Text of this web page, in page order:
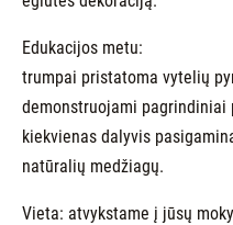
Edukacijos metu:
trumpai pristatoma vytelių
demonstruojami pagrindiniai
kiekvienas dalyvis
natūralių medžiagų.
Vieta: atvykstame į jūsų